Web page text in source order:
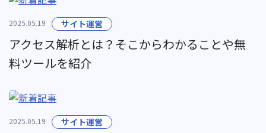
2025.05.19 サイト運営
アクセス解析とは？そこからわかることや無
料ツールを紹介
2025.05.19 サイト運営